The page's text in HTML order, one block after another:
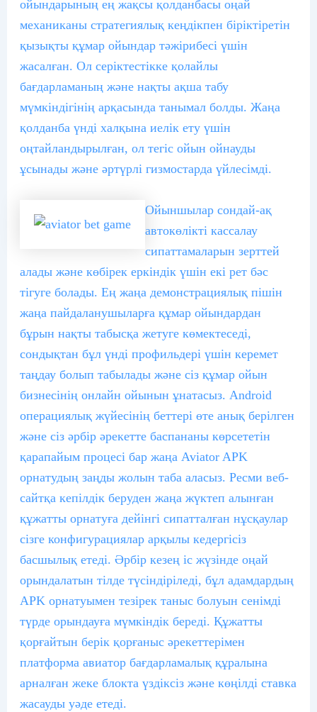
ойындарының ең жақсы қолданбасы оңай
механиканы стратегиялық кеңдікпен біріктіретін
қызықты құмар ойындар тәжірибесі үшін
жасалған. Ол серіктестікке қолайлы
бағдарламаның және нақты ақша табу
мүмкіндігінің арқасында танымал болды‌. Жаңа
қолданба үнді халқына иелік ету үшін
оңтайландырылған, ол тегіс ойын ойнауды
ұсынады және әртүрлі гизмостарда үйлесімді.
Ойыншылар сондай-ақ
автокөлікті кассалау
сипаттамаларын зерттей
алады және көбірек еркіндік үшін екі рет бәс
тігуге болады. Ең жаңа демонстрациялық пішін
жаңа пайдаланушыларға құмар ойындардан
бұрын нақты табысқа жетуге көмектеседі,
сондықтан бұл үнді профильдері үшін керемет
таңдау болып табылады және сіз құмар ойын
бизнесінің онлайн ойынын ұнатасыз. Android
операциялық жүйесінің беттері өте анық берілген
және сіз әрбір әрекетте баспананы көрсететін
қарапайым процесі бар жаңа Aviator APK
орнатудың заңды жолын таба аласыз. Ресми веб-
сайтқа кепілдік беруден жаңа жүктеп алынған
құжатты орнатуға дейінгі сипатталған нұсқаулар
сізге конфигурациялар арқылы кедергісіз
басшылық етеді. Әрбір кезең іс жүзінде оңай
орындалатын тілде түсіндіріледі, бұл адамдардың
APK орнатуымен тезірек таныс болуын сенімді
түрде орындауға мүмкіндік береді. Құжатты
қорғайтын берік қорғаныс әрекеттерімен
платформа авиатор бағдарламалық құралына
арналған жеке блокта үздіксіз және көңілді ставка
жасауды уәде етеді.